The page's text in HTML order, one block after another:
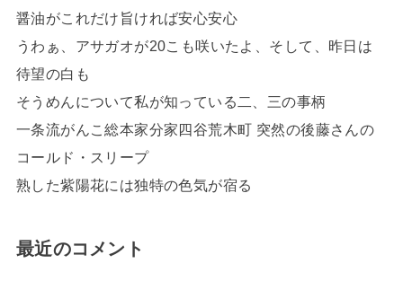
醤油がこれだけ旨ければ安心安心
うわぁ、アサガオが20こも咲いたよ、そして、昨日は
待望の白も
そうめんについて私が知っている二、三の事柄
一条流がんこ総本家分家四谷荒木町 突然の後藤さんの
コールド・スリープ
熟した紫陽花には独特の色気が宿る
最近のコメント